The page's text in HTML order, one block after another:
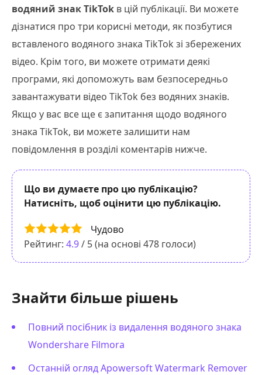
водяний знак TikTok в цій публікації. Ви можете
дізнатися про три корисні методи, як позбутися
вставленого водяного знака TikTok зі збережених
відео. Крім того, ви можете отримати деякі
програми, які допоможуть вам безпосередньо
завантажувати відео TikTok без водяних знаків.
Якщо у вас все ще є запитання щодо водяного
знака TikTok, ви можете залишити нам
повідомлення в розділі коментарів нижче.
Що ви думаєте про цю публікацію?
Натисніть, щоб оцінити цю публікацію.
Чудово
Рейтинг: 4.9/ 5 (на основі 478 голоси)
Знайти більше рішень
Повний посібник із видалення водяного знака
Wondershare Filmora
Останній огляд Apowersoft Watermark Remover